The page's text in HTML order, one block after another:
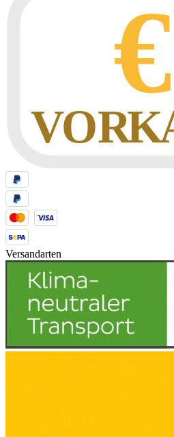
Versandarten